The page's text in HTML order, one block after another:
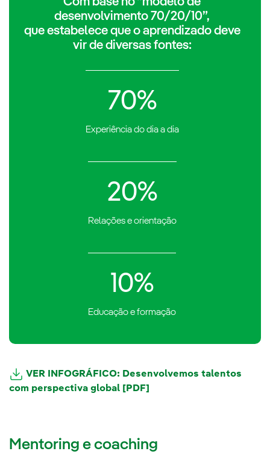
desenvolvimento 70/20/10”,
que estabelece que o aprendizado deve
vir de diversas fontes:
70%
Experiência do dia a dia
20%
Relações e orientação
10%
Educação e formação
Link externo, abra em uma nova aba.
VER INFOGRÁFICO: Desenvolvemos talentos
com perspectiva global [PDF]
Mentoring e coaching